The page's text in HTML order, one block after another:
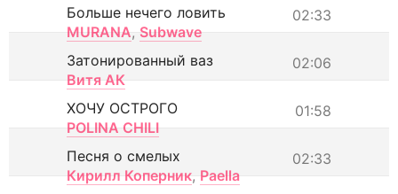
02:33
Больше нечего ловить
MURANA, Subwave
02:06
Затонированный ваз
Витя АК
01:58
ХОЧУ ОСТРОГО
POLINA CHILI
02:33
Песня о смелых
Кирилл Коперник, Paella